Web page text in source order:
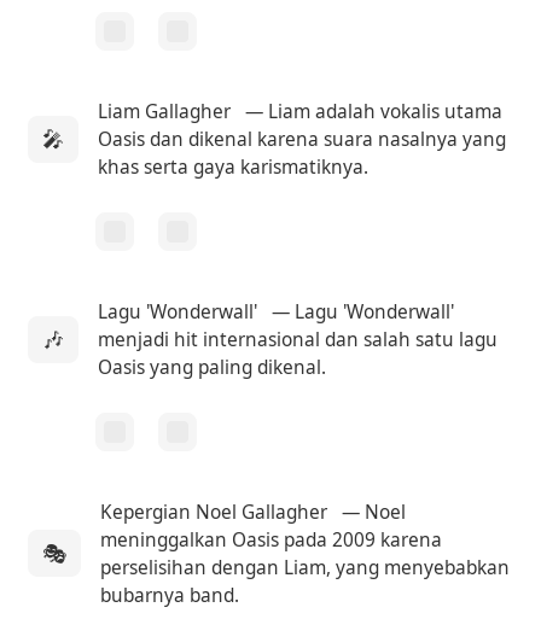
🎤
Liam Gallagher — Liam adalah vokalis utama
Oasis dan dikenal karena suara nasalnya yang
khas serta gaya karismatiknya.
🎶
Lagu 'Wonderwall' — Lagu 'Wonderwall'
menjadi hit internasional dan salah satu lagu
Oasis yang paling dikenal.
🎭
Kepergian Noel Gallagher — Noel
meninggalkan Oasis pada 2009 karena
perselisihan dengan Liam, yang menyebabkan
bubarnya band.